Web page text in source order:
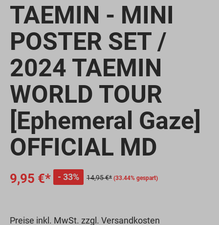
TAEMIN - MINI
POSTER SET /
2024 TAEMIN
WORLD TOUR
[Ephemeral Gaze]
OFFICIAL MD
9,95 €* 33% 14,95 €* (33.44% gespart)
Preise inkl. MwSt. zzgl. Versandkosten